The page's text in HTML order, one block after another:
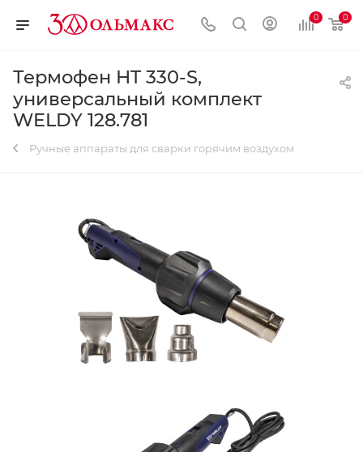
0 0
Термофен HT 330-S,
универсальный комплект
WELDY 128.781
Ручные аппараты для сварки горячим воздухом